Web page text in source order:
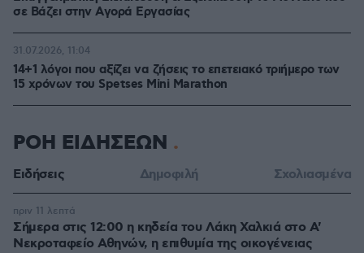
σε Bάζει στην Aγορά Eργασίας
14+1 λόγοι που αξίζει να ζήσεις το επετειακό τριήμερο των
15 χρόνων του Spetses Mini Marathon
31.07.2026, 11:04
ΡΟΗ ΕΙΔΗΣΕΩΝ
Ειδήσεις Δημοφιλή Σχολιασμένα
Σήμερα στις 12:00 η κηδεία του Λάκη Χαλκιά στο Α'
Νεκροταφείο Αθηνών, η επιθυμία της οικογένειας
πριν 11 λεπτά